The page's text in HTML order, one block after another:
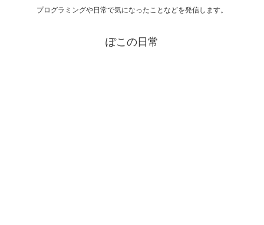
プログラミングや日常で気になったことなどを発信します。
ぽこの日常